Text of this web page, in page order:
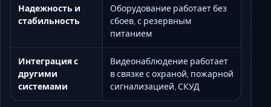
Надежность и
стабильность
Оборудование работает без
сбоев, с резервным
питанием
Интеграция с
другими
системами
Видеонаблюдение работает
в связке с охраной, пожарной
сигнализацией, СКУД